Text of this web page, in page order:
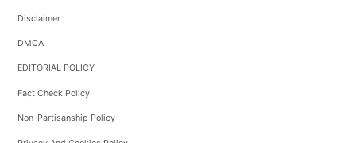
Disclaimer
DMCA
EDITORIAL POLICY
Fact Check Policy
Non-Partisanship Policy